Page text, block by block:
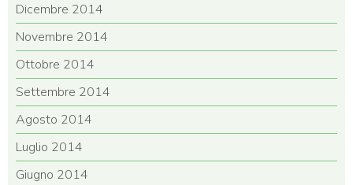
Dicembre 2014
Novembre 2014
Ottobre 2014
Settembre 2014
Agosto 2014
Luglio 2014
Giugno 2014